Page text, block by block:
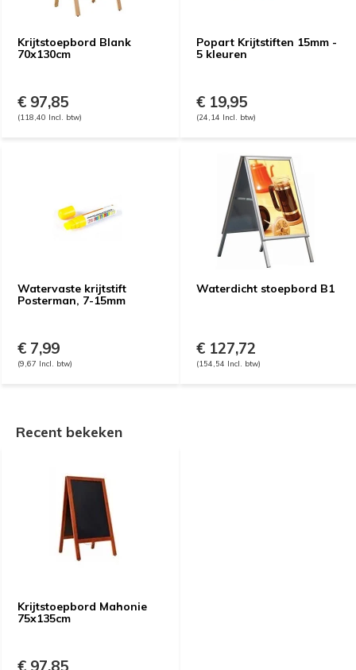
Krijtstoepbord Blank
70x130cm
€ 97,85
(118,40 Incl. btw)
Popart Krijtstiften 15mm -
5 kleuren
€ 19,95
(24,14 Incl. btw)
Watervaste krijtstift
Posterman, 7-15mm
€ 7,99
(9,67 Incl. btw)
Waterdicht stoepbord B1
€ 127,72
(154,54 Incl. btw)
Recent bekeken
Krijtstoepbord Mahonie
75x135cm
€ 97,85